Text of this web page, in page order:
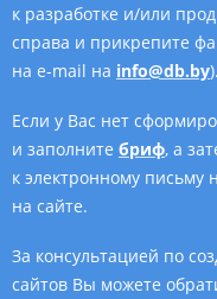
к разработке и/или
справа и прикрепите
на e-mail на info@db.by).
Если у Вас нет
и заполните бриф, а
к электронному письму
на сайте.
За консультацией по
сайтов Вы можете